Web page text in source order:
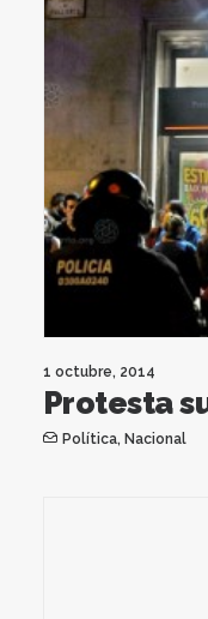
1 octubre, 2014
Protesta
Política, Nacional